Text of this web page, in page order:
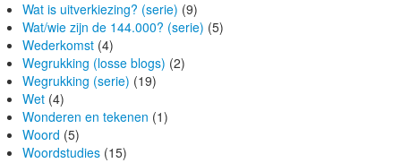
Wat is uitverkiezing? (serie) (9)
Wat/wie zijn de 144.000? (serie) (5)
Wederkomst (4)
Wegrukking (losse blogs) (2)
Wegrukking (serie) (19)
Wet (4)
Wonderen en tekenen (1)
Woord (5)
Woordstudies (15)